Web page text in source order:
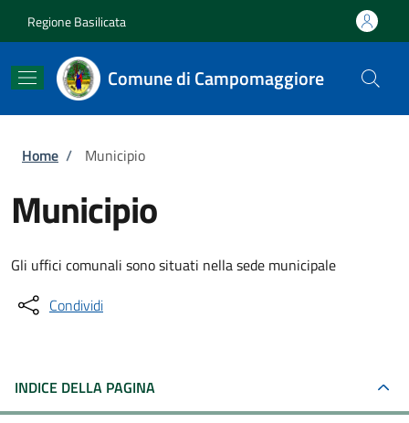
Regione Basilicata
Comune di Campomaggiore
Briciole di pane
Home / Municipio
Municipio
Gli uffici comunali sono situati nella sede municipale
Condividi
INDICE DELLA PAGINA